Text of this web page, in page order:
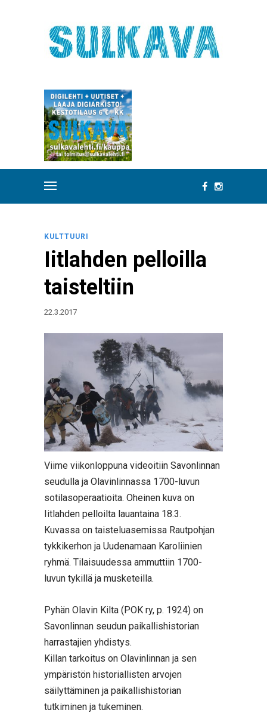
KULTTUURI
Iitlahden pelloilla
taisteltiin
22.3.2017
Viime viikonloppuna videoitiin Savonlinnan
seudulla ja Olavinlinnassa 1700-luvun
sotilasoperaatioita. Oheinen kuva on
Iitlahden pelloilta lauantaina 18.3.
Kuvassa on taisteluasemissa Rautpohjan
tykkikerhon ja Uudenamaan Karoliinien
ryhmä. Tilaisuudessa ammuttiin 1700-
luvun tykillä ja musketeilla.
Pyhän Olavin Kilta (POK ry, p. 1924) on
Savonlinnan seudun paikallishistorian
harrastajien yhdistys.
Killan tarkoitus on Olavinlinnan ja sen
ympäristön historiallisten arvojen
säilyttäminen ja paikallishistorian
tutkiminen ja tukeminen.